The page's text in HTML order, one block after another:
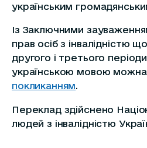
українським
Із Заключними
прав осіб з інвалідністю
другого і третього
українською мовою
покликанням.
Переклад здійснено
людей з інвалідністю